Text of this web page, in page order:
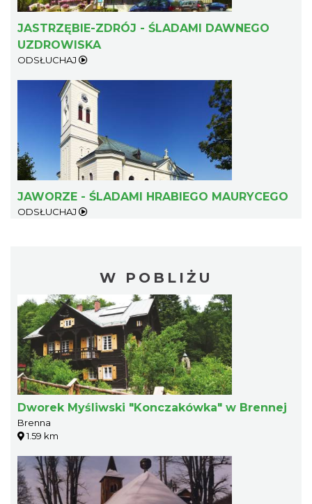
JASTRZĘBIE-ZDRÓJ - ŚLADAMI DAWNEGO
UZDROWISKA
ODSŁUCHAJ
JAWORZE - ŚLADAMI HRABIEGO MAURYCEGO
ODSŁUCHAJ
W POBLIŻU
Dworek Myśliwski "Konczakówka" w Brennej
Brenna
1.59 km